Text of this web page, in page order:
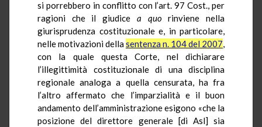
si porrebbero in conflitto con l’art. 97 Cost., per
ragioni che il giudice a quorinviene nella
giurisprudenza costituzionale e, in particolare,
nelle motivazioni dellasentenza n. 104 del 2007,
con la quale questa Corte, nel dichiarare
l’illegittimità costituzionale di una disciplina
regionale analoga a quella censurata, ha fra
l’altro affermato che l’imparzialità e il buon
andamento dell’amministrazione esigono «che la
posizione del direttore generale [di Asl] sia